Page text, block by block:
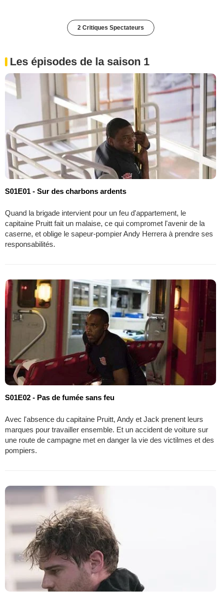
2 Critiques Spectateurs
Les épisodes de la saison 1
S01E01 - Sur des charbons ardents
Quand la brigade intervient pour un feu d'appartement, le
capitaine Pruitt fait un malaise, ce qui compromet l'avenir de la
caserne, et oblige le sapeur-pompier Andy Herrera à prendre ses
responsabilités.
S01E02 - Pas de fumée sans feu
Avec l'absence du capitaine Pruitt, Andy et Jack prenent leurs
marques pour travailler ensemble. Et un accident de voiture sur
une route de campagne met en danger la vie des victilmes et des
pompiers.